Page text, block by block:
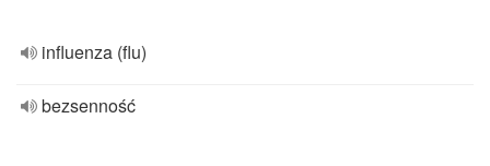
influenza (flu)
bezsenność